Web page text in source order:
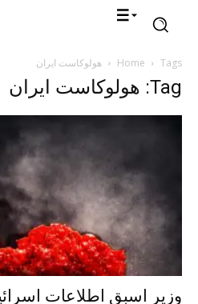
Home Tags هولوکاست ایران
Tag: هولوکاست ایران